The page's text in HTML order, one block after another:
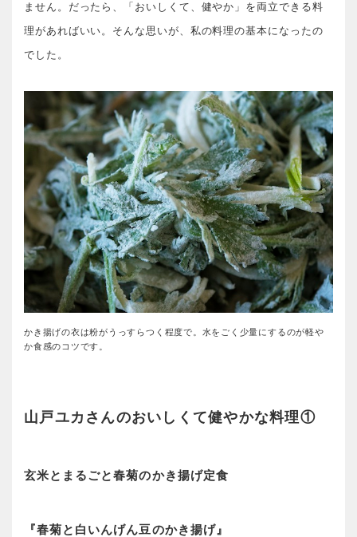
かき揚げの衣は粉がうっすらつく程度で。水をごく少量にするのが軽や
か食感のコツです。
ません。だったら、「おいしくて、健やか」を両立できる料
理があればいい。そんな思いが、私の料理の基本になったの
でした。
山戸ユカさんのおいしくて健やかな料理①
玄米とまるごと春菊のかき揚げ定食
『春菊と白いんげん豆のかき揚げ』